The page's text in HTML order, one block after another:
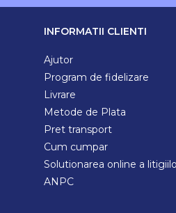
INFORMATII CLIENTI
Ajutor
Program de fidelizare
Livrare
Metode de Plata
Pret transport
Cum cumpar
Solutionarea online a
ANPC